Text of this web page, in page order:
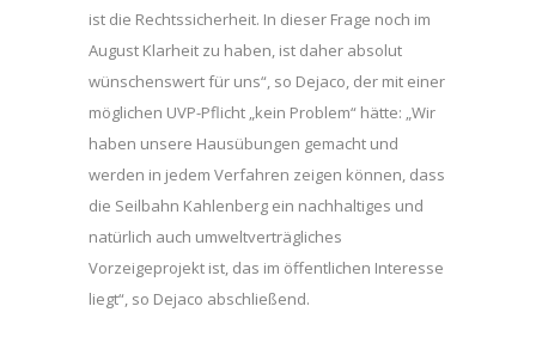
ist die Rechtssicherheit. In dieser Frage noch im
August Klarheit zu haben, ist daher absolut
wünschenswert für uns“, so Dejaco, der mit einer
möglichen UVP-Pflicht „kein Problem“ hätte: „Wir
haben unsere Hausübungen gemacht und
werden in jedem Verfahren zeigen können, dass
die Seilbahn Kahlenberg ein nachhaltiges und
natürlich auch umweltverträgliches
Vorzeigeprojekt ist, das im öffentlichen Interesse
liegt“, so Dejaco abschließend.